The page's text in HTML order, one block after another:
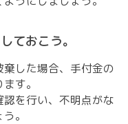
ておこう。
した場合、手付金の
す。
を行い、不明点がな
。